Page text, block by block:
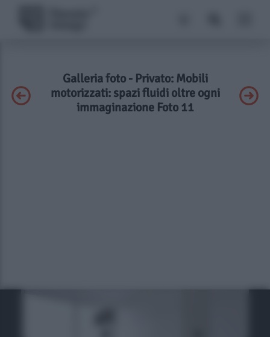
Galleria foto - Privato: Mobili
motorizzati: spazi fluidi oltre ogni
immaginazione Foto 11